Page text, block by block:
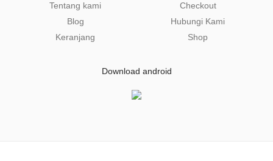
Tentang kami
Blog
Keranjang
Checkout
Hubungi Kami
Shop
Download android